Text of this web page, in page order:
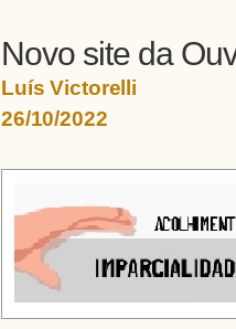
Novo site da
Luís Victorelli
26/10/2022